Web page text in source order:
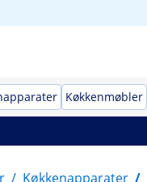
Køkkenmøbler
/ Køkkenapparater /